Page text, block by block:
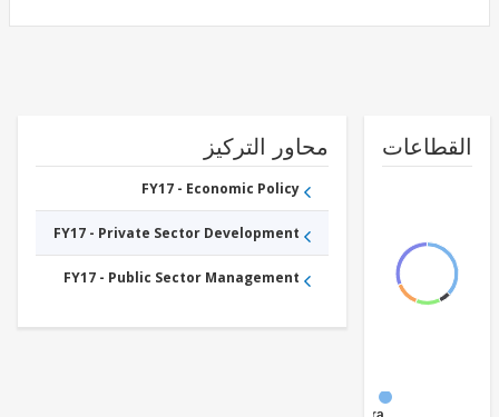
FY17 -
محاور التركيز
FY17 - Economic Policy
FY17 - Private Sector Development
FY17 - Public Sector Management